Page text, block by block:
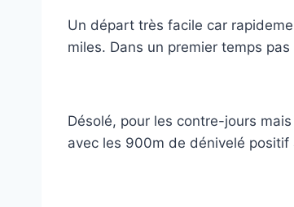
Un départ très facile car
miles. Dans un premier temps
Désolé, pour les contre-jours
avec les 900m de dénivelé positif